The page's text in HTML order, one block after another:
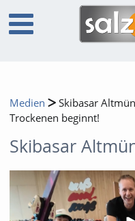
Medien
Skibasar
Trockenen beginnt!